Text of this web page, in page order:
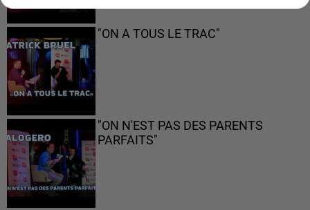
"ON A TOUS LE TRAC"
"ON N'EST PAS DES PARENTS
PARFAITS"